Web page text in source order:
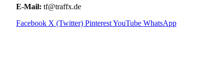
E-Mail: tf@traffx.de
Facebook X (Twitter) PinterestYouTube WhatsApp